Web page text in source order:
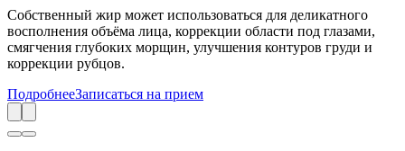
Собственный жир может использоваться для деликатного
восполнения объёма лица, коррекции области под глазами,
смягчения глубоких морщин, улучшения контуров груди и
коррекции рубцов.
ПодробнееЗаписаться на прием